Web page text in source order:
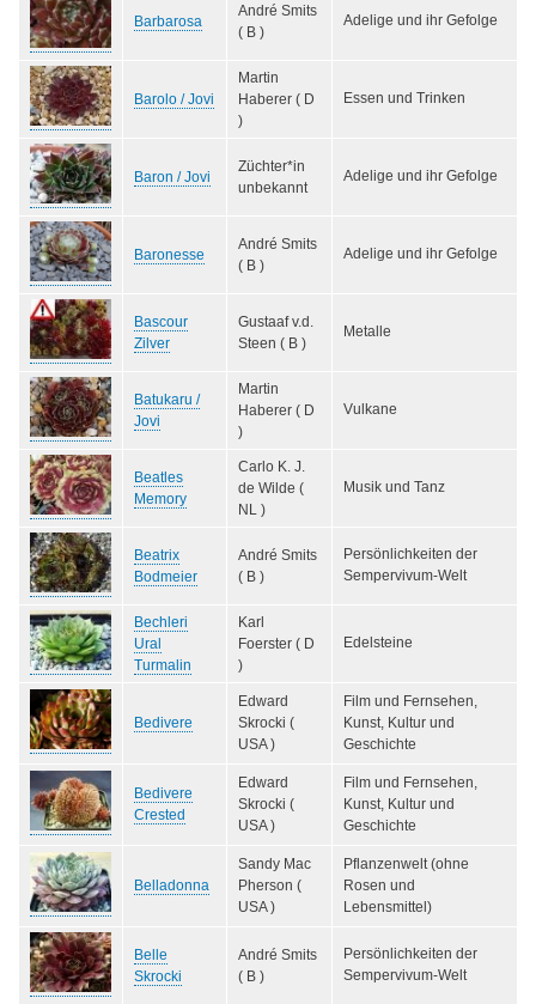
Barbarosa
André Smits
( B )
Adelige und ihr Gefolge
Barolo / Jovi
Martin
Haberer ( D
)
Essen und Trinken
Baron / Jovi
Züchter*in
unbekannt
Adelige und ihr Gefolge
Baronesse
André Smits
( B )
Adelige und ihr Gefolge
Bascour
Zilver
Gustaaf v.d.
Steen ( B )
Metalle
Batukaru /
Jovi
Martin
Haberer ( D
)
Vulkane
Beatles
Memory
Carlo K. J.
de Wilde (
NL )
Musik und Tanz
Beatrix
Bodmeier
André Smits
( B )
Persönlichkeiten der
Sempervivum-Welt
Bechleri
Ural
Turmalin
Karl
Foerster ( D
)
Edelsteine
Bedivere
Edward
Skrocki (
USA )
Film und Fernsehen,
Kunst, Kultur und
Geschichte
Bedivere
Crested
Edward
Skrocki (
USA )
Film und Fernsehen,
Kunst, Kultur und
Geschichte
Belladonna
Sandy Mac
Pherson (
USA )
Pflanzenwelt (ohne
Rosen und
Lebensmittel)
Belle
Skrocki
André Smits
( B )
Persönlichkeiten der
Sempervivum-Welt